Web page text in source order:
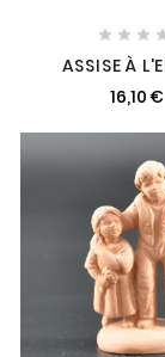
  
ASSISE À
16,10 €